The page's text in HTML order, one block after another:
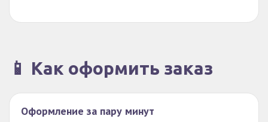
📱 Как оформить заказ
Оформление за пару минут